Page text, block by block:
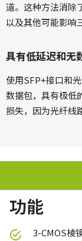
道。这种方法消除
以及其他可能影响
具有低延迟和无
使用SFP+接口和
数据包，具有极低
损失，因为光纤线
功能
3-CMOS棱